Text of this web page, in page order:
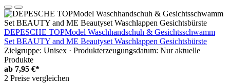
DEPESCHE TOPModel Waschhandschuh & Gesichtsschwamm
Set BEAUTY and ME Beautyset Waschlappen Gesichtsbürste
Zielgruppe: Unisex · Produkterzeugungsdatum: Nur aktuelle
Produkte
ab 7,95 €*
2 Preise vergleichen